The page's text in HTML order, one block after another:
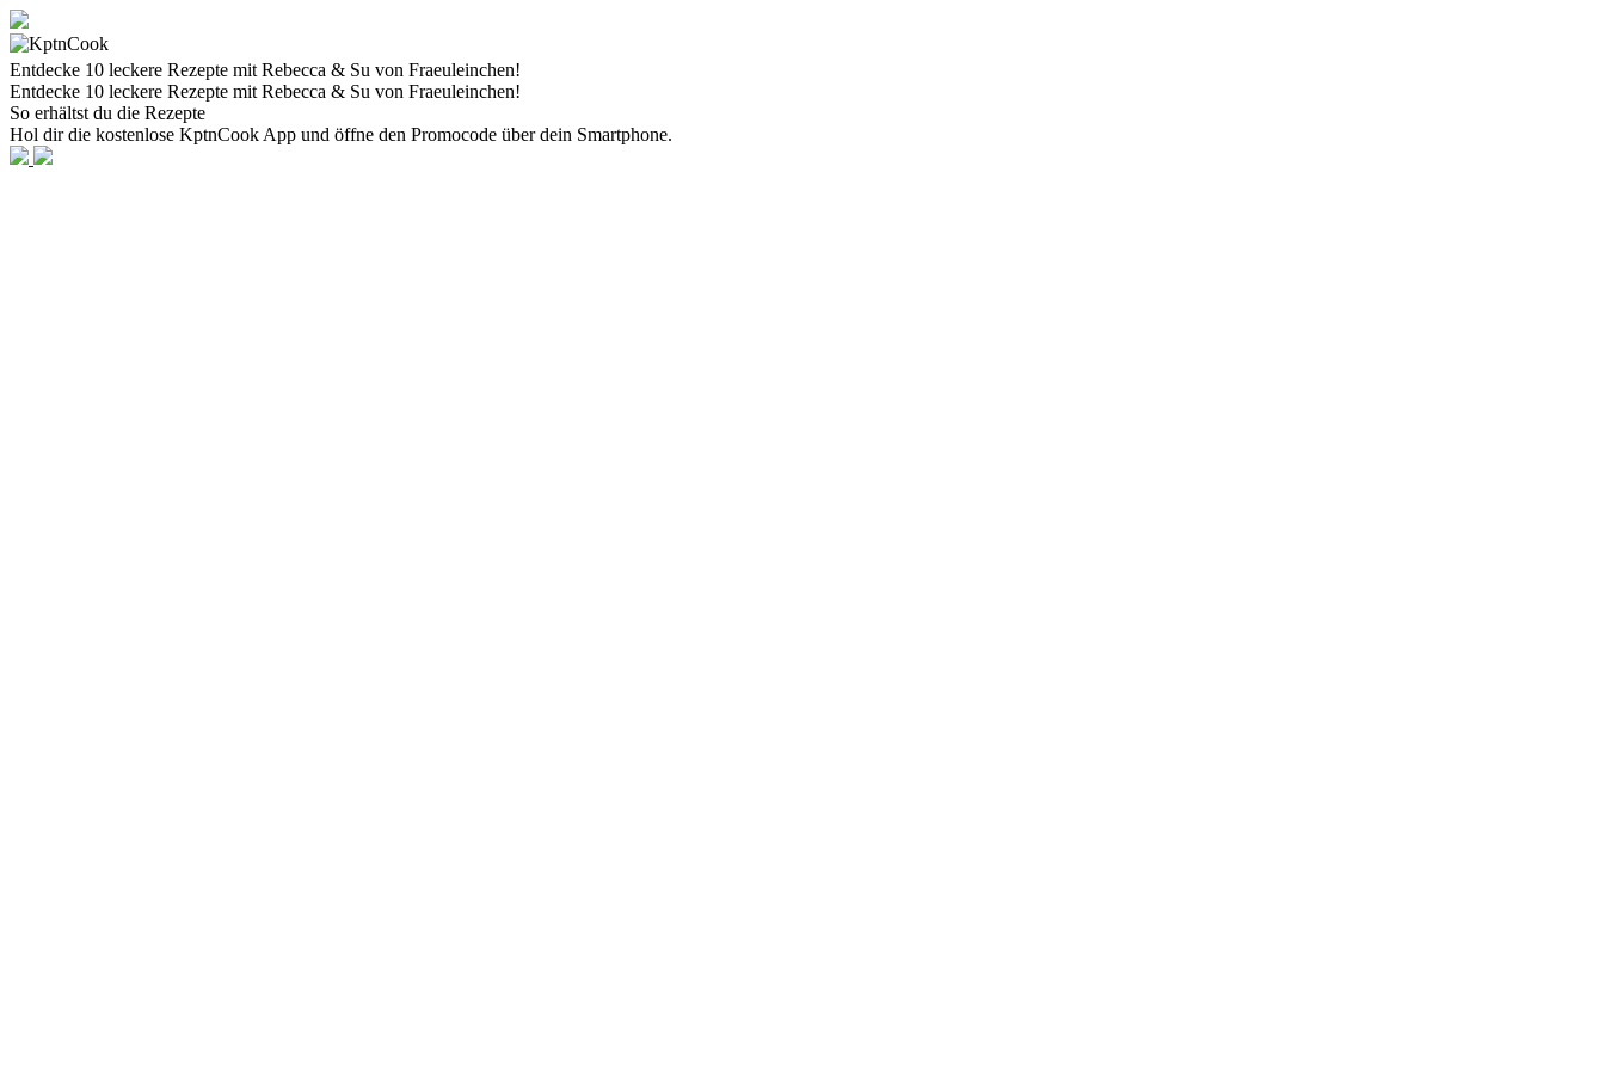
Entdecke 10 leckere Rezepte mit Rebecca & Su von Fraeuleinchen!
Entdecke 10 leckere Rezepte mit Rebecca & Su von Fraeuleinchen!
So erhältst du die Rezepte
Hol dir die kostenlose KptnCook App und öffne den Promocode über dein Smartphone.